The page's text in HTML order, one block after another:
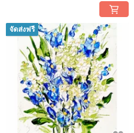
จัดส่งฟรี